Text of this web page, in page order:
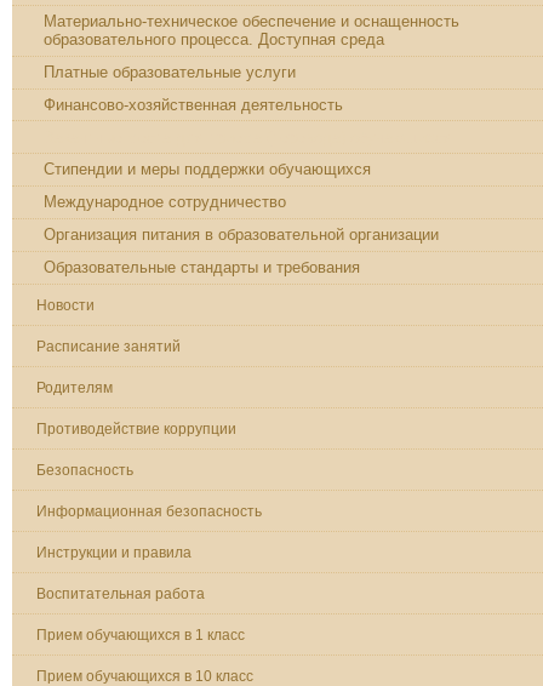
Материально-техническое обеспечение и оснащенность
образовательного процесса. Доступная среда
Платные образовательные услуги
Финансово-хозяйственная деятельность
Стипендии и меры поддержки обучающихся
Международное сотрудничество
Организация питания в образовательной организации
Образовательные стандарты и требования
Новости
Расписание занятий
Родителям
Противодействие коррупции
Безопасность
Информационная безопасность
Инструкции и правила
Воспитательная работа
Прием обучающихся в 1 класс
Прием обучающихся в 10 класс